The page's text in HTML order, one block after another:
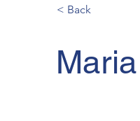
< Back